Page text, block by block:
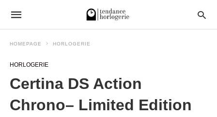
HOMEPAGE HORLOGERIE
HORLOGERIE
Certina DS Action
Chrono– Limited Edition